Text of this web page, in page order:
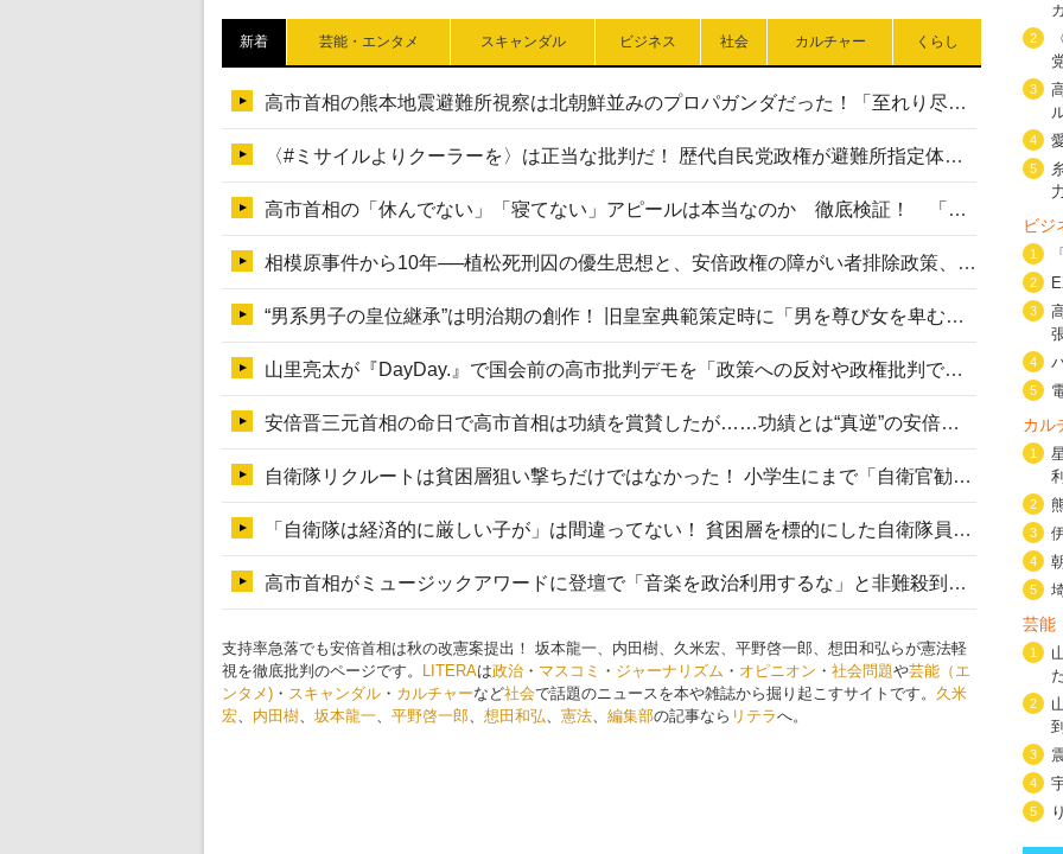
新着 芸能・エンタメ スキャンダル ビジネス 社会 カルチャー くらし
高市首相の熊本地震避難所視察は北朝鮮並みのプロパガンダだった！「至れり尽くせり」の選ばれた避難所の一方で実態は…
〈#ミサイルよりクーラーを〉は正当な批判だ！ 歴代自民党政権が避難所指定体育館へのエアコン設置を遅らせてきた客観的事実
高市首相の「休んでない」「寝てない」アピールは本当なのか 徹底検証！ 「資料読み込み」「アイロンがけ」も矛盾だらけ…
相模原事件から10年──植松死刑囚の優生思想と、安倍政権の障がい者排除政策、右派勢力の差別主義との関係を改めて問う
“男系男子の皇位継承”は明治期の創作！ 旧皇室典範策定時に「男を尊び女を卑むの慣習、人民の脳髄」とトンデモ論で女性天皇を否定
山里亮太が『DayDay.』で国会前の高市批判デモを「政策への反対や政権批判でない」と捻じ曲げ解説 デモ参加者から批判殺到
安倍晋三元首相の命日で高市首相は功績を賞賛したが……功績とは“真逆”の安倍元首相のトンデモ発言を振り返る
自衛隊リクルートは貧困層狙い撃ちだけではなかった！ 小学生にまで「自衛官勧誘」目的のパンフレット作成
「自衛隊は経済的に厳しい子が」は間違ってない！ 貧困層を標的にした自衛隊員募集、やす子、山上被告も…日本でも進む“経済的徴兵制”
高市首相がミュージックアワードに登壇で「音楽を政治利用するな」と非難殺到！ MAJの国策的本質を批判する声も
支持率急落でも安倍首相は秋の改憲案提出！ 坂本龍一、内田樹、久米宏、平野啓一郎、想田和弘らが憲法軽
視を徹底批判のページです。
LITERAは政治 ・ マスコミ ・ ジャーナリズム ・ オピニオン ・ 社会問題や芸能（エ
ンタメ) ・ スキャンダル ・ カルチャーなど社会で話題のニュースを本や雑誌から掘り起こすサイトです。 久米
宏、 内田樹、 坂本龍一、 平野啓一郎、 想田和弘、 憲法、 編集部の記事なら リテラへ。
2
3
4
5
ビジ
1
2
3
4
5
カル
1
2
3
4
5
芸能
1
2
到
3
4
5